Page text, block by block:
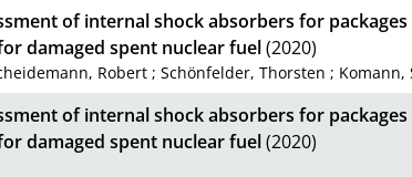
of internal shock absorbers for
damaged spent nuclear fuel(2020)
Robert ;Schönfelder, Thorsten ; Komann,
of internal shock absorbers for
damaged spent nuclear fuel(2020)